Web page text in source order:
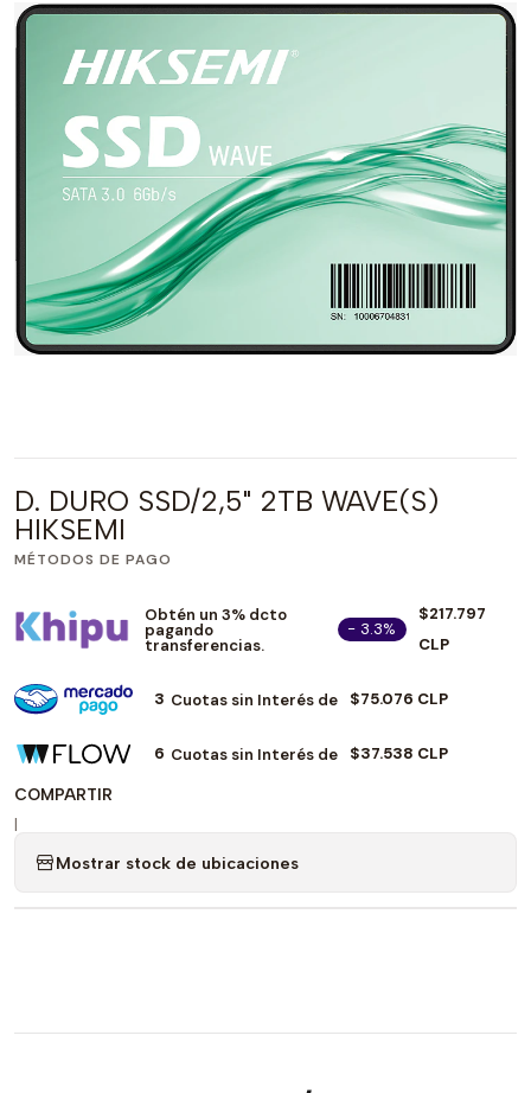
D. DURO SSD/2,5" 2TB WAVE(S)
HIKSEMI
MÉTODOS DE PAGO
Obtén un 3% dcto
pagando
transferencias.
- 3.3%
$217.797
CLP
3 Cuotas sin Interés de $75.076 CLP
6 Cuotas sin Interés de $37.538 CLP
COMPARTIR
|
Mostrar stock de ubicaciones